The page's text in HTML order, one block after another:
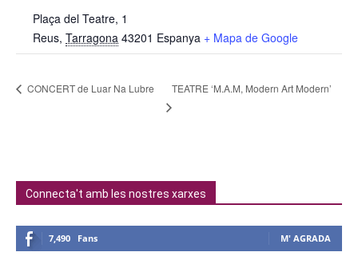
Plaça del Teatre, 1
Reus, Tarragona 43201 Espanya + Mapa de Google
CONCERT de Luar Na Lubre TEATRE ‘M.A.M, Modern Art Modern’
Connecta't amb les nostres xarxes
7,490 Fans M' AGRADA